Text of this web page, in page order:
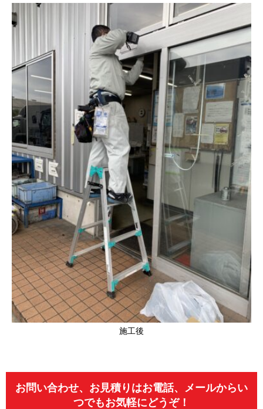
施工後
お問い合わせ、お見積りはお電話、メールからい
つでもお気軽にどうぞ！